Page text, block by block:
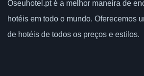
Oseuhotel.pt é a melhor maneira de
hotéis em todo o mundo. Oferecemos
de hotéis de todos os preços e estilos.